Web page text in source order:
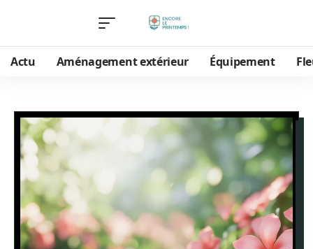
Actu Aménagement extérieur Équipement